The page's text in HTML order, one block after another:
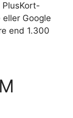
PlusKort-
eller Google
end 1.300